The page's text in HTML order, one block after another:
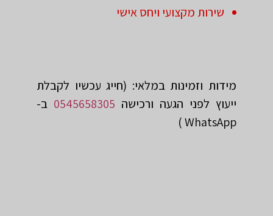
שירות מקצועי ויחס אישי
מידות וזמינות במלאי: (חייג עכשיו לקבלת
ייעוץ לפני ‏הגעה ורכישה 0545658305 ‏ב-
WhatsApp )